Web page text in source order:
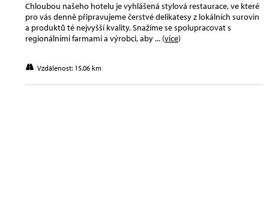
Chloubou našeho hotelu je vyhlášená stylová restaurace, ve které
pro vás denně připravujeme čerstvé delikatesy z lokálních surovin
a produktů té nejvyšší kvality. Snažíme se spolupracovat s
regionálními farmami a výrobci, aby... (více)
Vzdálenost: 15.06 km